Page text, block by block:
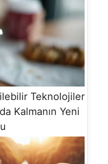
Teknolojiler
Kalmanın Yeni